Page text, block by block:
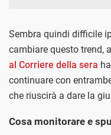
Sembra quindi difficile
cambiare questo trend,
al Corriere della sera
continuare con
che riuscirà a dare la
Cosa monitorare e